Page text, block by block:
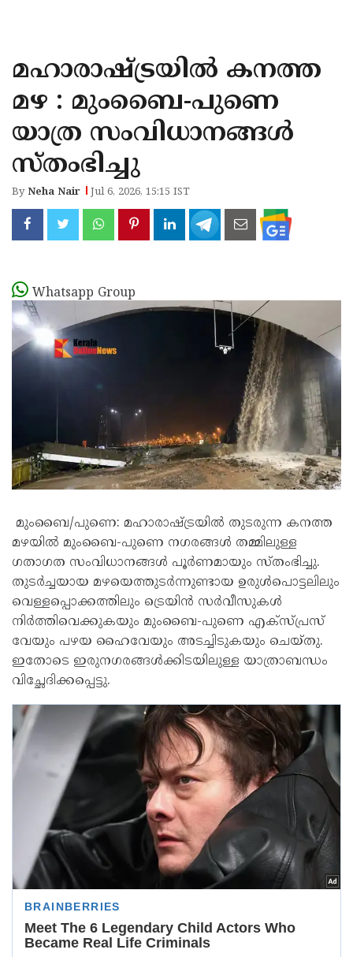
KANNUR
KASARAGOD
മഹാരാഷ്ട്രയിൽ കനത്ത
മഴ : മുംബൈ-പുണെ
യാത്ര സംവിധാനങ്ങൾ
സ്തംഭിച്ചു
ByNeha Nair Jul 6, 2026, 15:15 IST
Whatsapp Group
മുംബൈ/പുണെ: മഹാരാഷ്ട്രയിൽ തുടരുന്ന കനത്ത
മഴയിൽ മുംബൈ-പുണെ നഗരങ്ങൾ തമ്മിലുള്ള
ഗതാഗത സംവിധാനങ്ങൾ പൂർണമായും സ്തംഭിച്ചു.
തുടർച്ചയായ മഴയെത്തുടർന്നുണ്ടായ ഉരുൾപൊട്ടലിലും
വെള്ളപ്പൊക്കത്തിലും ട്രെയിൻ സർവീസുകൾ
നിർത്തിവെക്കുകയും മുംബൈ-പുണെ എക്സ്പ്രസ്
വേയും പഴയ ഹൈവേയും അടച്ചിടുകയും ചെയ്തു.
ഇതോടെ ഇരുനഗരങ്ങൾക്കിടയിലുള്ള യാത്രാബന്ധം
വിച്ഛേദിക്കപ്പെട്ടു.